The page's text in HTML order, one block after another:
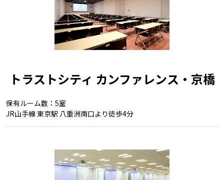
トラストシティ カンファレンス・京橋
保有ルーム数：5室
JR山手線 東京駅 八重洲南口より徒歩4分